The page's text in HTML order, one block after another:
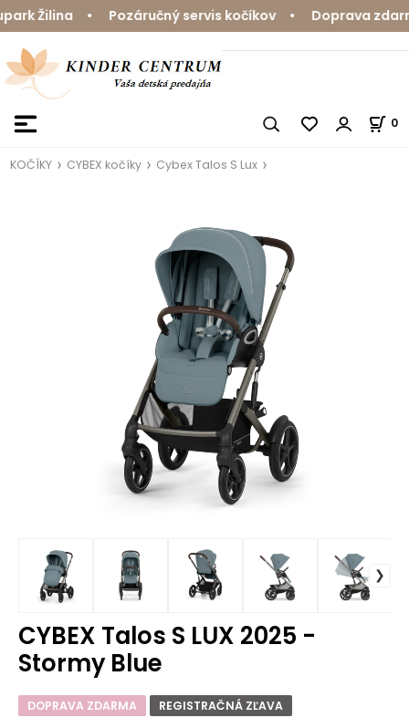
Žilina • Pozáručný servis kočíkov • Doprava
0
KOČÍKY CYBEX kočíky Cybex Talos S Lux
CYBEX Talos S LUX 2025 -
Stormy Blue
DOPRAVA ZDARMA REGISTRAČNÁ ZĽAVA